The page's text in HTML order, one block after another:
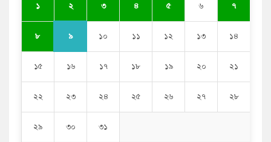
১ ২ ৩ ৪ ৫ ৬ ৭
৮ ৯ ১০ ১১ ১২ ১৩ ১৪
১৫ ১৬ ১৭ ১৮ ১৯ ২০ ২১
২২ ২৩ ২৪ ২৫ ২৬ ২৭ ২৮
২৯ ৩০ ৩১